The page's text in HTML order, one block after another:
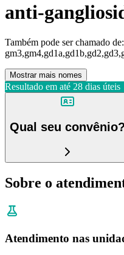
anti-
Também pode ser chamado de:
Mostrar mais nomes
Resultado em até 28 dias úteis
Qual seu convênio?
Sobre o
Atendimento nas